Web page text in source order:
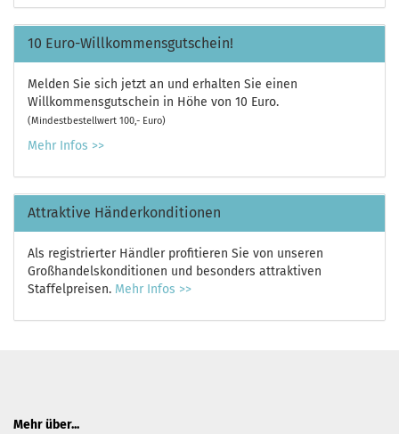
10 Euro-Willkommensgutschein!
Melden Sie sich jetzt an und erhalten Sie einen
Willkommensgutschein in Höhe von 10 Euro.
(Mindestbestellwert 100,- Euro)
Mehr Infos >>
Attraktive Händerkonditionen
Als registrierter Händler profitieren Sie von unseren
Großhandelskonditionen und besonders attraktiven
Staffelpreisen. Mehr Infos >>
Mehr über...